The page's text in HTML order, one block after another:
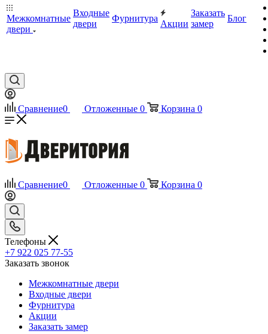
Межкомнатные
двери
Входные
двери
Фурнитура
Акции
Заказать
замер
Блог
Сравнение0 Отложенные 0 Корзина 0
Сравнение0 Отложенные 0 Корзина 0
Телефоны
+7 922 025 77-55
Заказать звонок
Межкомнатные двери
Входные двери
Фурнитура
Акции
Заказать замер